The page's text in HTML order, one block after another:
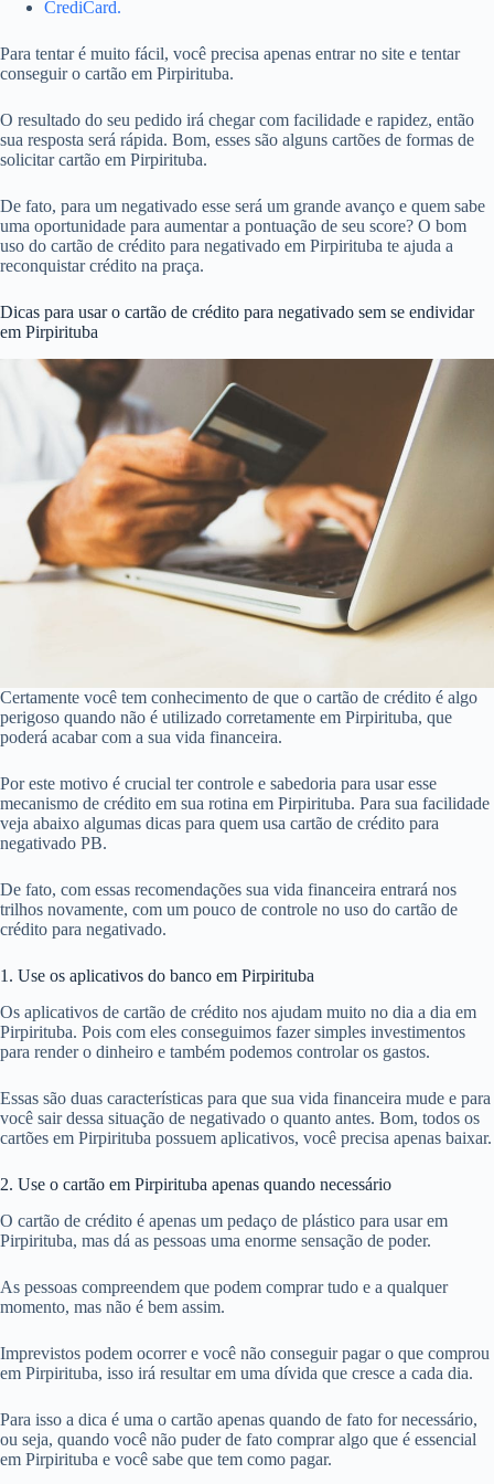
CrediCard.
Para tentar é muito fácil, você precisa apenas entrar no site e tentar
conseguir o cartão em Pirpirituba.
O resultado do seu pedido irá chegar com facilidade e rapidez, então
sua resposta será rápida. Bom, esses são alguns cartões de formas de
solicitar cartão em Pirpirituba.
De fato, para um negativado esse será um grande avanço e quem sabe
uma oportunidade para aumentar a pontuação de seu score? O bom
uso do cartão de crédito para negativado em Pirpirituba te ajuda a
reconquistar crédito na praça.
Dicas para usar o cartão de crédito para negativado sem se endividar
em Pirpirituba
Certamente você tem conhecimento de que o cartão de crédito é algo
perigoso quando não é utilizado corretamente em Pirpirituba, que
poderá acabar com a sua vida financeira.
Por este motivo é crucial ter controle e sabedoria para usar esse
mecanismo de crédito em sua rotina em Pirpirituba. Para sua facilidade
veja abaixo algumas dicas para quem usa cartão de crédito para
negativado PB.
De fato, com essas recomendações sua vida financeira entrará nos
trilhos novamente, com um pouco de controle no uso do cartão de
crédito para negativado.
1. Use os aplicativos do banco em Pirpirituba
Os aplicativos de cartão de crédito nos ajudam muito no dia a dia em
Pirpirituba. Pois com eles conseguimos fazer simples investimentos
para render o dinheiro e também podemos controlar os gastos.
Essas são duas características para que sua vida financeira mude e para
você sair dessa situação de negativado o quanto antes. Bom, todos os
cartões em Pirpirituba possuem aplicativos, você precisa apenas baixar.
2. Use o cartão em Pirpirituba apenas quando necessário
O cartão de crédito é apenas um pedaço de plástico para usar em
Pirpirituba, mas dá as pessoas uma enorme sensação de poder.
As pessoas compreendem que podem comprar tudo e a qualquer
momento, mas não é bem assim.
Imprevistos podem ocorrer e você não conseguir pagar o que comprou
em Pirpirituba, isso irá resultar em uma dívida que cresce a cada dia.
Para isso a dica é uma o cartão apenas quando de fato for necessário,
ou seja, quando você não puder de fato comprar algo que é essencial
em Pirpirituba e você sabe que tem como pagar.